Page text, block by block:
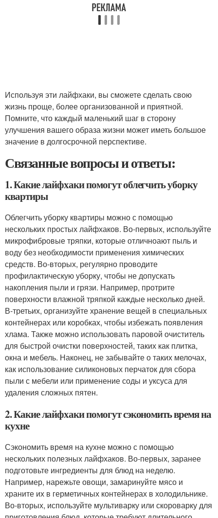
Используя эти лайфхаки, вы сможете сделать свою
жизнь проще, более организованной и приятной.
Помните, что каждый маленький шаг в сторону
улучшения вашего образа жизни может иметь большое
значение в долгосрочной перспективе.
Связанные вопросы и ответы:
1. Какие лайфхаки помогут облегчить уборку
квартиры
Облегчить уборку квартиры можно с помощью
нескольких простых лайфхаков. Во-первых, используйте
микрофибровые тряпки, которые отличноают пыль и
воду без необходимости применения химических
средств. Во-вторых, регулярно проводите
профилактическую уборку, чтобы не допускать
накопления пыли и грязи. Например, протрите
поверхности влажной тряпкой каждые несколько дней.
В-третьих, организуйте хранение вещей в специальных
контейнерах или коробках, чтобы избежать появления
хлама. Также можно использовать паровой очиститель
для быстрой очистки поверхностей, таких как плитка,
окна и мебель. Наконец, не забывайте о таких мелочах,
как использование силиконовых перчаток для сбора
пыли с мебели или применение соды и уксуса для
удаления сложных пятен.
2. Какие лайфхаки помогут сэкономить время на
кухне
Сэкономить время на кухне можно с помощью
нескольких полезных лайфхаков. Во-первых, заранее
подготовьте ингредиенты для блюд на неделю.
Например, нарежьте овощи, замаринуйте мясо и
храните их в герметичных контейнерах в холодильнике.
Во-вторых, используйте мультиварку или скороварку для